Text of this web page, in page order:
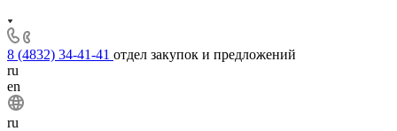
8 (4832) 34-41-41 отдел закупок и предложений
ru
en
ru